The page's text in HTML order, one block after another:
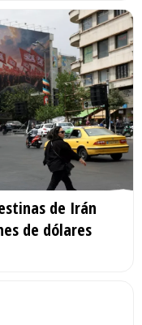
de Irán
de dólares